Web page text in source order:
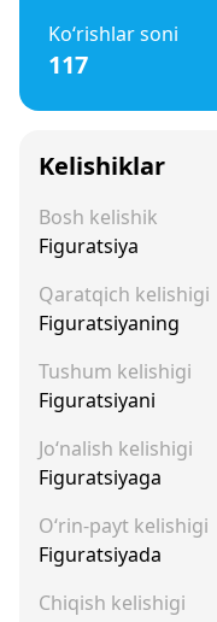
Ko‘rishlar soni
117
Kelishiklar
Bosh kelishik
Figuratsiya
Qaratqich kelishigi
Figuratsiyaning
Tushum kelishigi
Figuratsiyani
Jo‘nalish kelishigi
Figuratsiyaga
O‘rin-payt kelishigi
Figuratsiyada
Chiqish kelishigi